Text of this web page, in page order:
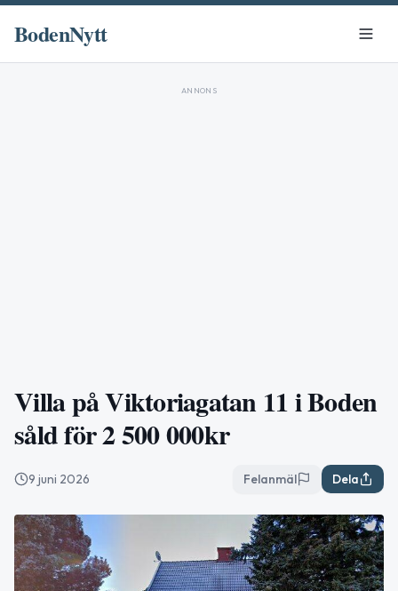
BodenNytt
ANNONS
Villa på Viktoriagatan 11 i Boden
såld för 2 500 000kr
9 juni 2026 Felanmäl Dela